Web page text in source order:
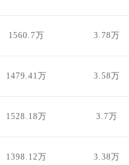
1560.7万 3.78万
1479.41万 3.58万
1528.18万 3.7万
1398.12万 3.38万